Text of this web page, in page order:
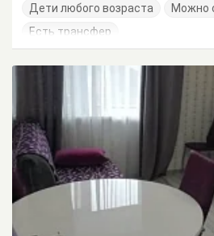
Дети любого возраста
Можно
Есть трансфер